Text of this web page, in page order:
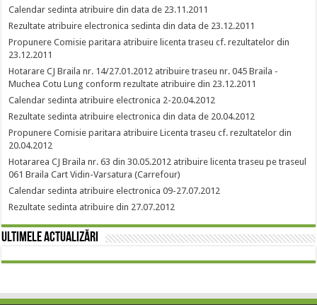
Calendar sedinta atribuire din data de 23.11.2011
Rezultate atribuire electronica sedinta din data de 23.12.2011
Propunere Comisie paritara atribuire licenta traseu cf. rezultatelor din
23.12.2011
Hotarare CJ Braila nr. 14/27.01.2012 atribuire traseu nr. 045 Braila -
Muchea Cotu Lung conform rezultate atribuire din 23.12.2011
Calendar sedinta atribuire electronica 2-20.04.2012
Rezultate sedinta atribuire electronica din data de 20.04.2012
Propunere Comisie paritara atribuire Licenta traseu cf. rezultatelor din
20.04.2012
Hotararea CJ Braila nr. 63 din 30.05.2012 atribuire licenta traseu pe traseul
061 Braila Cart Vidin-Varsatura (Carrefour)
Calendar sedinta atribuire electronica 09-27.07.2012
Rezultate sedinta atribuire din 27.07.2012
Ultimele actualizări